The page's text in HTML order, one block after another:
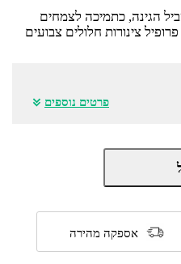
הגינה, כתמיכה לצמחים
צינורות חלולים צבועים
פרטים נוספים
אספקה מהירה